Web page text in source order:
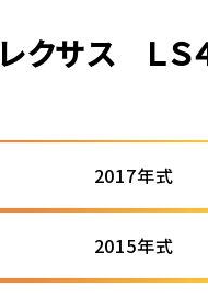
レクサス Ｌ
2017年式
2015年式